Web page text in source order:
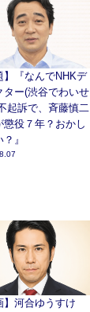
】『なんでNHKデ
ター(渋谷でわいせ
起訴で、斉藤慎二
懲役７年？おかし
？』
】河合ゆうすけ